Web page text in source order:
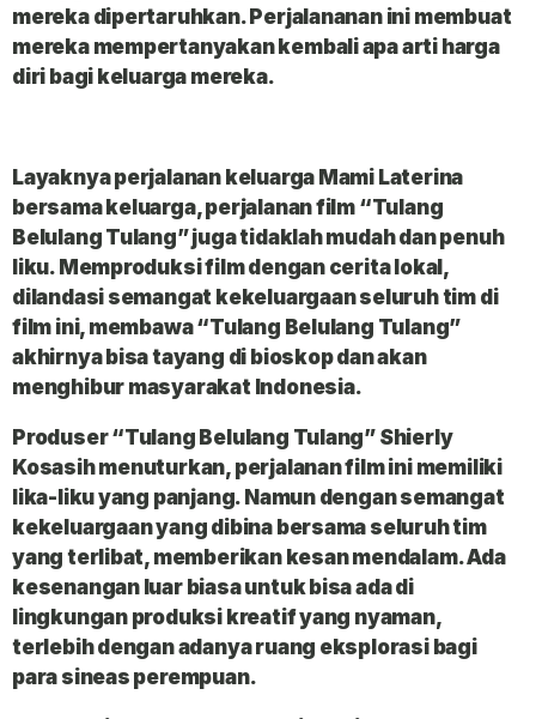
mereka dipertaruhkan. Perjalananan ini membuat
mereka mempertanyakan kembali apa arti harga
diri bagi keluarga mereka.
Layaknya perjalanan keluarga Mami Laterina
bersama keluarga, perjalanan film “Tulang
Belulang Tulang” juga tidaklah mudah dan penuh
liku. Memproduksi film dengan cerita lokal,
dilandasi semangat kekeluargaan seluruh tim di
film ini, membawa “Tulang Belulang Tulang”
akhirnya bisa tayang di bioskop dan akan
menghibur masyarakat Indonesia.
Produser “Tulang Belulang Tulang” Shierly
Kosasih menuturkan, perjalanan film ini memiliki
lika-liku yang panjang. Namun dengan semangat
kekeluargaan yang dibina bersama seluruh tim
yang terlibat, memberikan kesan mendalam. Ada
kesenangan luar biasa untuk bisa ada di
lingkungan produksi kreatif yang nyaman,
terlebih dengan adanya ruang eksplorasi bagi
para sineas perempuan.